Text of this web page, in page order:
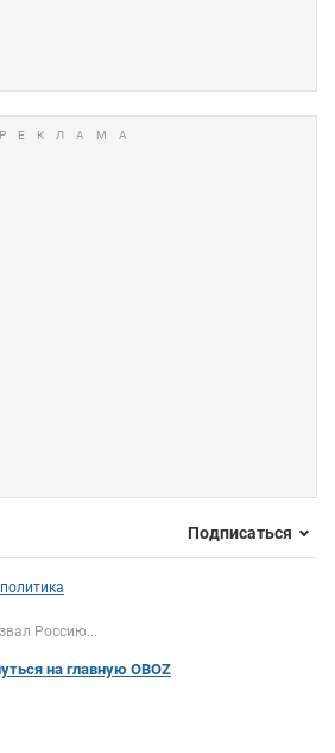
Подписаться
Россию...
на главную OBOZ